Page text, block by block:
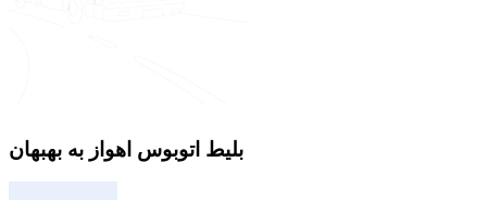
بلیط اتوبوس اهواز به بهبهان